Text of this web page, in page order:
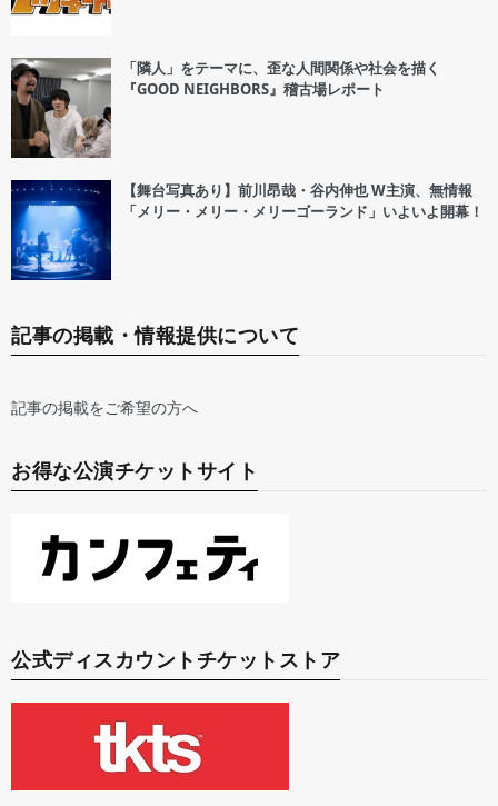
「隣人」をテーマに、歪な人間関係や社会を描く
『GOOD NEIGHBORS』稽古場レポート
【舞台写真あり】前川昂哉・谷内伸也 W主演、無情報
「メリー・メリー・メリーゴーランド」いよいよ開幕！
記事の掲載・情報提供について
記事の掲載をご希望の方へ
お得な公演チケットサイト
公式ディスカウントチケットストア